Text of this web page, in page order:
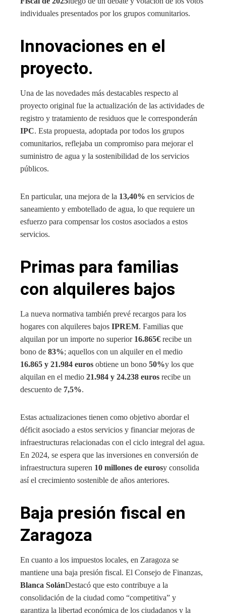
individuales presentados por los grupos comunitarios.
Innovaciones en el
proyecto.
Una de las novedades más destacables respecto al
proyecto original fue la actualización de las actividades de
registro y tratamiento de residuos que le corresponderán
IPC. Esta propuesta, adoptada por todos los grupos
comunitarios, reflejaba un compromiso para mejorar el
suministro de agua y la sostenibilidad de los servicios
públicos.
En particular, una mejora de la 13,40% en servicios de
saneamiento y embotellado de agua, lo que requiere un
esfuerzo para compensar los costos asociados a estos
servicios.
Primas para familias
con alquileres bajos
La nueva normativa también prevé recargos para los
hogares con alquileres bajos IPREM. Familias que
alquilan por un importe no superior 16.865€ recibe un
bono de 83%; aquellos con un alquiler en el medio
16.865 y 21.984 euros obtiene un bono 50%y los que
alquilan en el medio 21.984 y 24.238 euros recibe un
descuento de 7,5%.
Estas actualizaciones tienen como objetivo abordar el
déficit asociado a estos servicios y financiar mejoras de
infraestructuras relacionadas con el ciclo integral del agua.
En 2024, se espera que las inversiones en conversión de
infraestructura superen 10 millones de eurosy consolida
así el crecimiento sostenible de años anteriores.
Baja presión fiscal en
Zaragoza
En cuanto a los impuestos locales, en Zaragoza se
mantiene una baja presión fiscal. El Consejo de Finanzas,
Blanca SolánDestacó que esto contribuye a la
consolidación de la ciudad como “competitiva” y
garantiza la libertad económica de los ciudadanos y la